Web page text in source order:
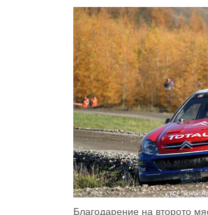
Благодарение на второто